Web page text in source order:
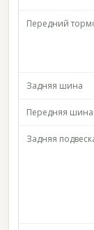
Передний
Задняя шина
Передняя шина
Задняя